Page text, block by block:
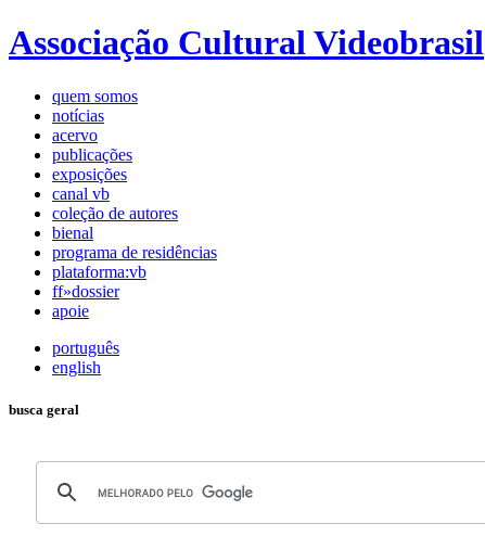
Associação Cultural Videobrasil
quem somos
notícias
acervo
publicações
exposições
canal vb
coleção de autores
bienal
programa de residências
plataforma:vb
ff»dossier
apoie
português
english
busca geral